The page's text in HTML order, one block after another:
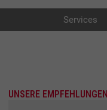
Services
UNSERE EMPFEHLUNGEN